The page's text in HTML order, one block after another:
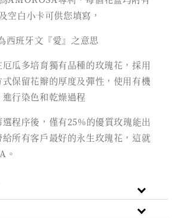
空白小卡可供您填寫，
西班牙文『愛』之意思
厄瓜多培育獨有品種的玫瑰花，採用
保留花瓣的厚度及彈性，使用有機
行染色和乾燥過程
程序後，僅有25%的優質玫瑰能出
給所有客戶最好的永生玫瑰花，這就
。